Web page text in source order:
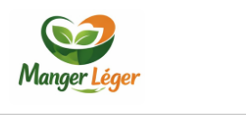
contenu